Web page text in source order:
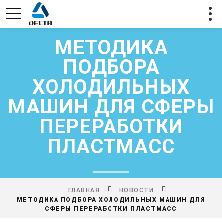
МЕТОДИКА
ПОДБОРА
ХОЛОДИЛЬНЫХ
МАШИН ДЛЯ СФЕРЫ
ПЕРЕРАБОТКИ
ПЛАСТМАСС
ГЛАВНАЯ
НОВОСТИ
МЕТОДИКА ПОДБОРА ХОЛОДИЛЬНЫХ МАШИН ДЛЯ
СФЕРЫ ПЕРЕРАБОТКИ ПЛАСТМАСС